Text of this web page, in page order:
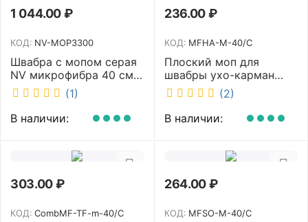
1 044.00₽
КОД: NV-MOP3300
Швабра с мопом серая
NV микрофибра 40 см
NV-MOP3300
(1)
В наличии:
236.00₽
КОД: MFHA-M-40/C
Плоский моп для
швабры ухо-карман
белый 40 см NV MFHA-
M-40/C
(2)
В наличии:
303.00₽
КОД: CombMF-TF-m-40/C
264.00₽
КОД: MFSO-M-40/C